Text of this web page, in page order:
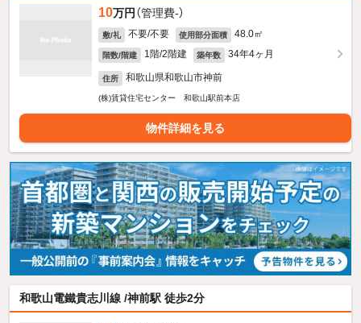
10万円 （管理費-）
敷/礼 不要/不要 使用部分面積 48.0㎡
階数/階建 1階/2階建 築年数 34年4ヶ月
住所 和歌山県和歌山市神前
(株)賃貸住宅センター 和歌山駅前本店
物件詳細を見る
和歌山電鐵貴志川線 /神前駅 徒歩2分